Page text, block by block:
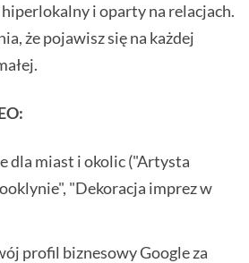
i oparty na relacjach.
że pojawisz się na każdej
dla miast i okolic ("Artysta
"Dekoracja imprez w
profil biznesowy Google za